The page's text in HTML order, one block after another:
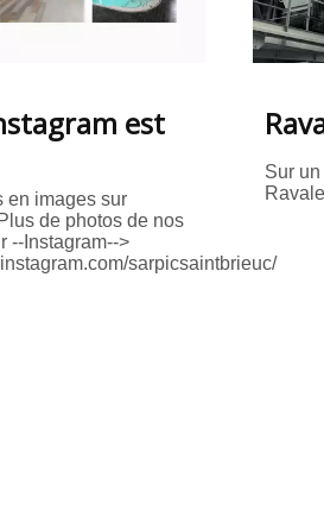
est
en images sur
de photos de nos
--Instagram-->
sarpicsaintbrieuc/
Sur